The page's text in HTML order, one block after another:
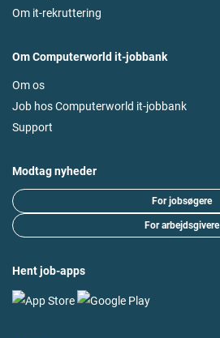
Om it-rekruttering
Om Computerworld it-jobbank
Om os
Job hos Computerworld it-jobbank
Support
Modtag nyheder
For jobsøgere
For arbejdsgivere
Hent job-apps